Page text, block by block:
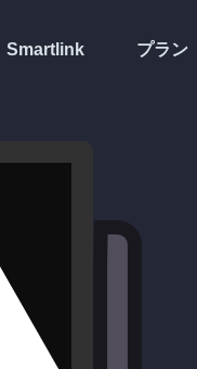
Smartlink プラン